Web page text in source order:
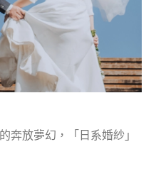
奔放夢幻，「日系婚紗」